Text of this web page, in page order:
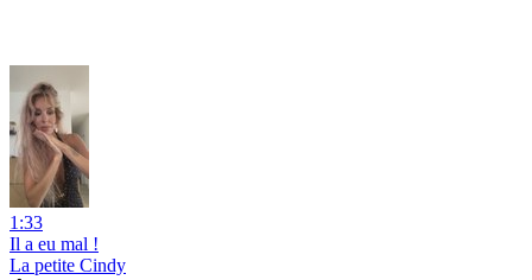
1:33
Il a eu mal !
La petite Cindy